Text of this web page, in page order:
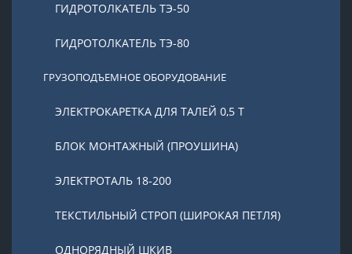
ГИДРОТОЛКАТЕЛЬ ТЭ-50
ГИДРОТОЛКАТЕЛЬ ТЭ-80
ГРУЗОПОДЪЕМНОЕ ОБОРУДОВАНИЕ
ЭЛЕКТРОКАРЕТКА ДЛЯ ТАЛЕЙ 0,5 Т
БЛОК МОНТАЖНЫЙ (ПРОУШИНА)
ЭЛЕКТРОТАЛЬ 18-200
ТЕКСТИЛЬНЫЙ СТРОП (ШИРОКАЯ ПЕТЛЯ)
ОДНОРЯДНЫЙ ШКИВ